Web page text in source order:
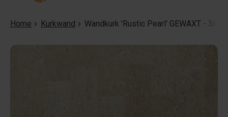
Home Kurkwand Wandkurk 'Rustic Pearl' GEWAXT -